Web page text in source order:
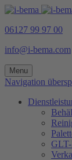
06127 99 97 00
info@i-bema.com
Menu
Navigation